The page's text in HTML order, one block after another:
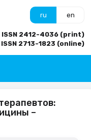
ru en
ISSN 2412-4036 (print)
ISSN 2713-1823 (online)
–